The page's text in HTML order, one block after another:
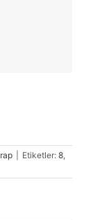
Etiketler: 8,